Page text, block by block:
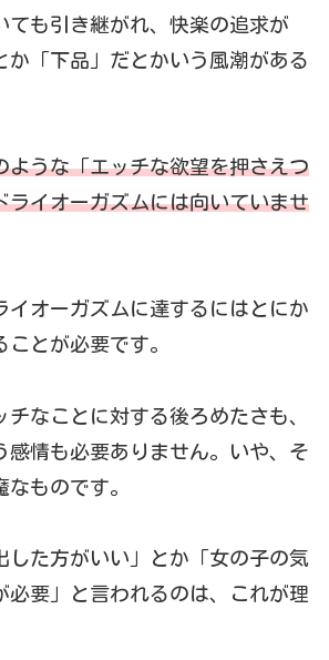
ても引き継がれ、快楽の追求が
か「下品」だとかいう風潮がある
ような「エッチな欲望を押さえつ
ライオーガズムには向いていませ
イオーガズムに達するにはとにか
とが必要です。
チなことに対する後ろめたさも、
感情も必要ありません。いや、そ
ものです。
した方がいい」とか「女の子の気
必要」と言われるのは、これが理